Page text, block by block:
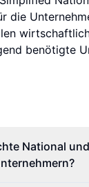
die
benötigte
National